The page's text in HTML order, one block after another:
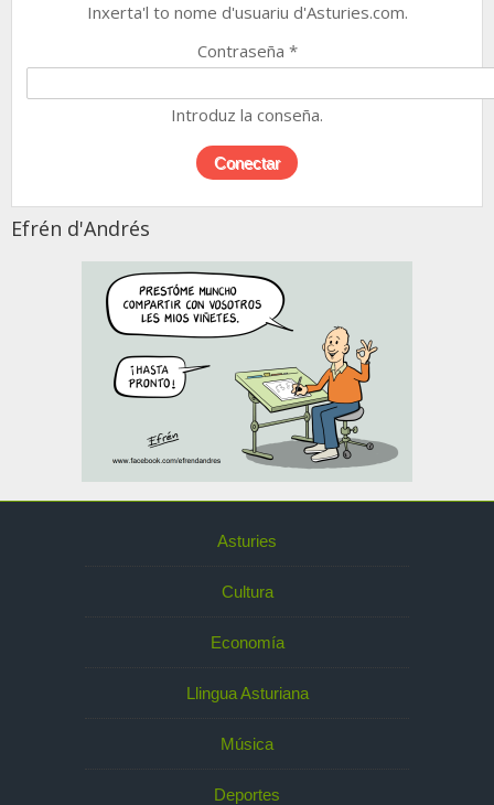
Inxerta'l to nome d'usuariu d'Asturies.com.
Contraseña *
Introduz la conseña.
Efrén d'Andrés
Asturies
Cultura
Economía
Llingua Asturiana
Música
Deportes